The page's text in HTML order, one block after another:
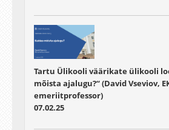
Tartu Ülikooli väärikate ülikooli
mõista ajalugu?“ (David Vseviov,
emeriitprofessor)
07.02.25